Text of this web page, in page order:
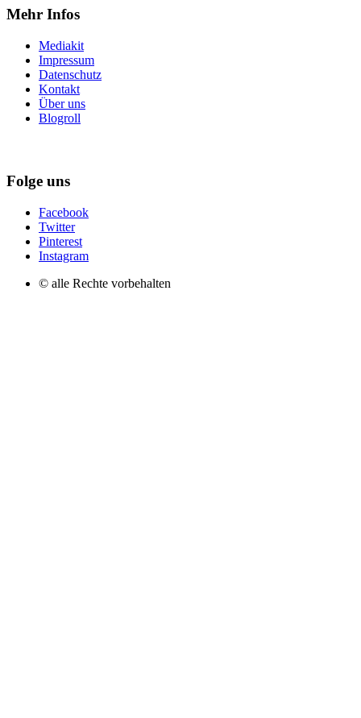
Mehr Infos
Mediakit
Impressum
Datenschutz
Kontakt
Über uns
Blogroll
Folge uns
Facebook
Twitter
Pinterest
Instagram
© alle Rechte vorbehalten